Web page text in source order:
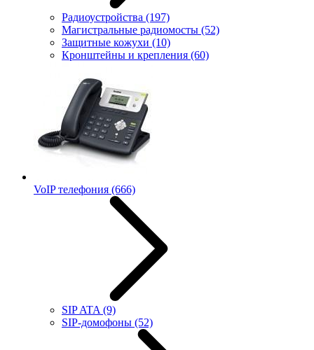
Радиоустройства (197)
Магистральные радиомосты (52)
Защитные кожухи (10)
Кронштейны и крепления (60)
VoIP телефония (666)
SIP ATA (9)
SIP-домофоны (52)